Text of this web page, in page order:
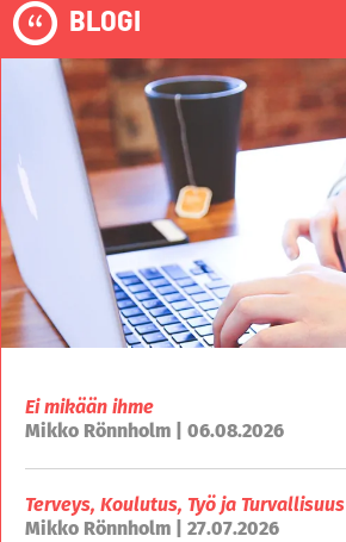
BLOGI
Ei mikään ihme
Mikko Rönnholm | 06.08.2026
Terveys, Koulutus, Työ ja Turvallisuus
Mikko Rönnholm | 27.07.2026